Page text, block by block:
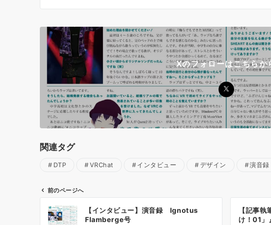
Xのフォローはこちらか
関連タグ
DTP VRChat インタビュー デザイン 演音録
前のページへ
【インタビュー】演音録 Ignotus
Flamberge号
【記事
け！01」』